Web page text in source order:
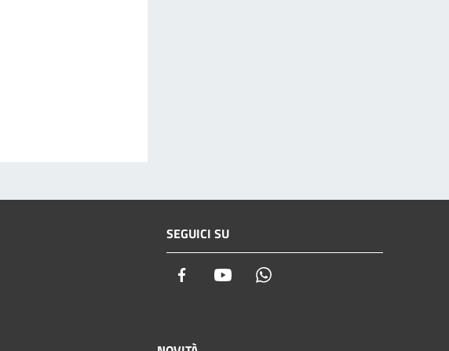
SEGUICI SU
Facebook Youtube